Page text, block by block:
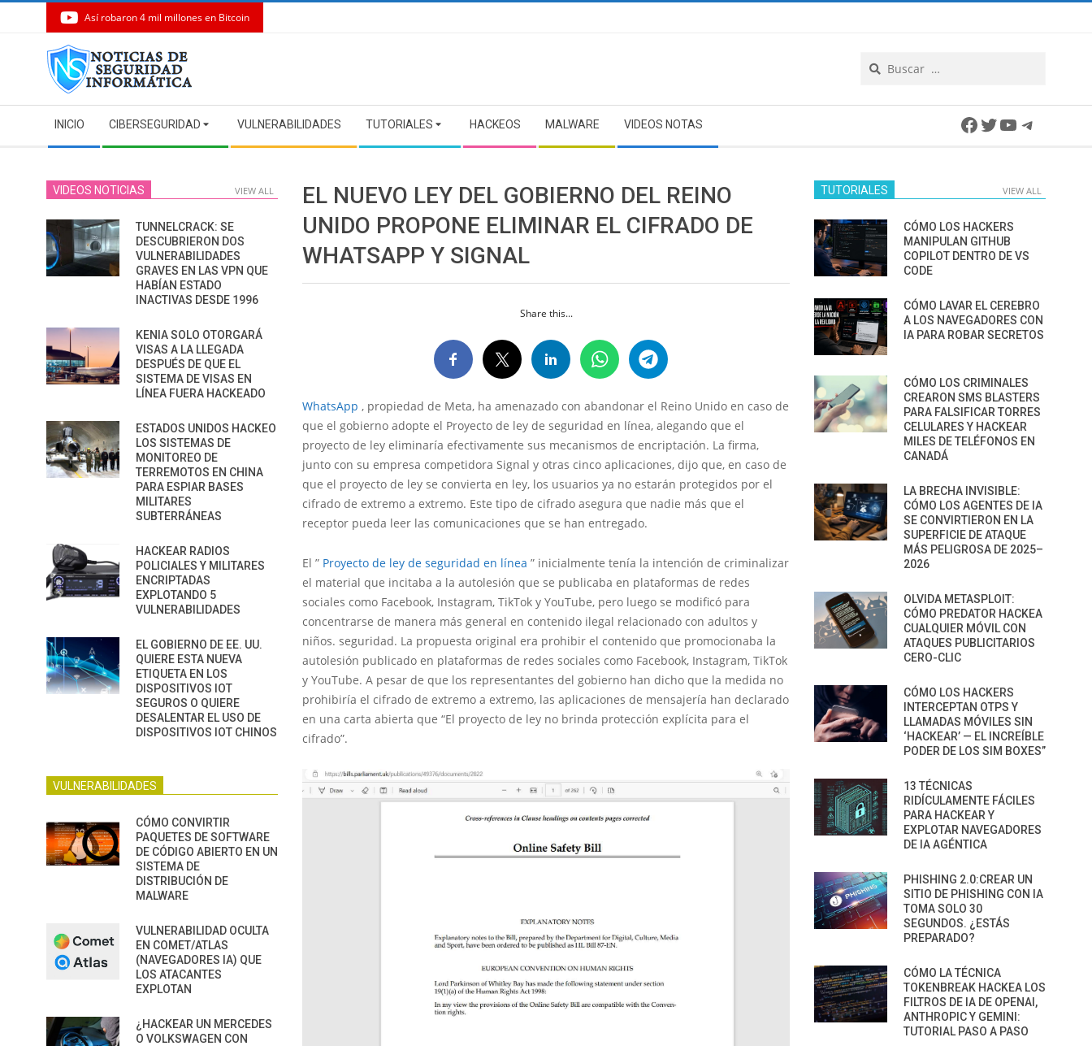
Así robaron 4 mil millones en Bitcoin
Navigation
Menu
INICIO CIBERSEGURIDAD VULNERABILIDADES TUTORIALES HACKEOS MALWARE VIDEOS NOTAS Facebook
Twitter
YouTube
EL NUEVO LEY DEL GOBIERNO DEL REINO
UNIDO PROPONE ELIMINAR EL CIFRADO DE
WHATSAPP Y SIGNAL
Share this...
WhatsApp , propiedad de Meta, ha amenazado con abandonar el Reino Unido en caso de
que el gobierno adopte el Proyecto de ley de seguridad en línea, alegando que el
proyecto de ley eliminaría efectivamente sus mecanismos de encriptación. La firma,
junto con su empresa competidora Signal y otras cinco aplicaciones, dijo que, en caso de
que el proyecto de ley se convierta en ley, los usuarios ya no estarán protegidos por el
cifrado de extremo a extremo. Este tipo de cifrado asegura que nadie más que el
receptor pueda leer las comunicaciones que se han entregado.
El ” Proyecto de ley de seguridad en línea ” inicialmente tenía la intención de criminalizar
el material que incitaba a la autolesión que se publicaba en plataformas de redes
sociales como Facebook, Instagram, TikTok y YouTube, pero luego se modificó para
concentrarse de manera más general en contenido ilegal relacionado con adultos y
niños. seguridad. La propuesta original era prohibir el contenido que promocionaba la
autolesión publicado en plataformas de redes sociales como Facebook, Instagram, TikTok
y YouTube. A pesar de que los representantes del gobierno han dicho que la medida no
prohibiría el cifrado de extremo a extremo, las aplicaciones de mensajería han declarado
en una carta abierta que “El proyecto de ley no brinda protección explícita para el
cifrado”.
VIDEOS NOTICIAS VIEW ALL
TUNNELCRACK: SE
DESCUBRIERON DOS
VULNERABILIDADES
GRAVES EN LAS VPN QUE
HABÍAN ESTADO
INACTIVAS DESDE 1996
KENIA SOLO OTORGARÁ
VISAS A LA LLEGADA
DESPUÉS DE QUE EL
SISTEMA DE VISAS EN
LÍNEA FUERA HACKEADO
ESTADOS UNIDOS HACKEO
LOS SISTEMAS DE
MONITOREO DE
TERREMOTOS EN CHINA
PARA ESPIAR BASES
MILITARES
SUBTERRÁNEAS
HACKEAR RADIOS
POLICIALES Y MILITARES
ENCRIPTADAS
EXPLOTANDO 5
VULNERABILIDADES
EL GOBIERNO DE EE. UU.
QUIERE ESTA NUEVA
ETIQUETA EN LOS
DISPOSITIVOS IOT
SEGUROS O QUIERE
DESALENTAR EL USO DE
DISPOSITIVOS IOT CHINOS
VULNERABILIDADES
CÓMO CONVIRTIR
PAQUETES DE SOFTWARE
DE CÓDIGO ABIERTO EN UN
SISTEMA DE
DISTRIBUCIÓN DE
MALWARE
VULNERABILIDAD OCULTA
EN COMET/ATLAS
(NAVEGADORES IA) QUE
LOS ATACANTES
EXPLOTAN
¿HACKEAR UN MERCEDES
O VOLKSWAGEN CON
TUTORIALES VIEW ALL
CÓMO LOS HACKERS
MANIPULAN GITHUB
COPILOT DENTRO DE VS
CODE
CÓMO LAVAR EL CEREBRO
A LOS NAVEGADORES CON
IA PARA ROBAR SECRETOS
CÓMO LOS CRIMINALES
CREARON SMS BLASTERS
PARA FALSIFICAR TORRES
CELULARES Y HACKEAR
MILES DE TELÉFONOS EN
CANADÁ
LA BRECHA INVISIBLE:
CÓMO LOS AGENTES DE IA
SE CONVIRTIERON EN LA
SUPERFICIE DE ATAQUE
MÁS PELIGROSA DE 2025–
2026
OLVIDA METASPLOIT:
CÓMO PREDATOR HACKEA
CUALQUIER MÓVIL CON
ATAQUES PUBLICITARIOS
CERO-CLIC
CÓMO LOS HACKERS
INTERCEPTAN OTPS Y
LLAMADAS MÓVILES SIN
‘HACKEAR’ — EL INCREÍBLE
PODER DE LOS SIM BOXES”
13 TÉCNICAS
RIDÍCULAMENTE FÁCILES
PARA HACKEAR Y
EXPLOTAR NAVEGADORES
DE IA AGÉNTICA
PHISHING 2.0:CREAR UN
SITIO DE PHISHING CON IA
TOMA SOLO 30
SEGUNDOS. ¿ESTÁS
PREPARADO?
CÓMO LA TÉCNICA
TOKENBREAK HACKEA LOS
FILTROS DE IA DE OPENAI,
ANTHROPIC Y GEMINI:
TUTORIAL PASO A PASO